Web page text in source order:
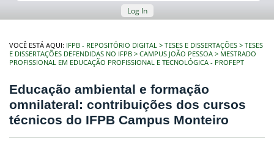
Log In
VOCÊ ESTÁ AQUI: IFPB - REPOSITÓRIO DIGITAL TESES E DISSERTAÇÕES
TESES
E DISSERTAÇÕES DEFENDIDAS NO IFPB
CAMPUS JOÃO PESSOA
MESTRADO
PROFISSIONAL EM EDUCAÇÃO PROFISSIONAL E TECNOLÓGICA - PROFEPT
Educação ambiental e formação
omnilateral: contribuições dos cursos
técnicos do IFPB Campus Monteiro